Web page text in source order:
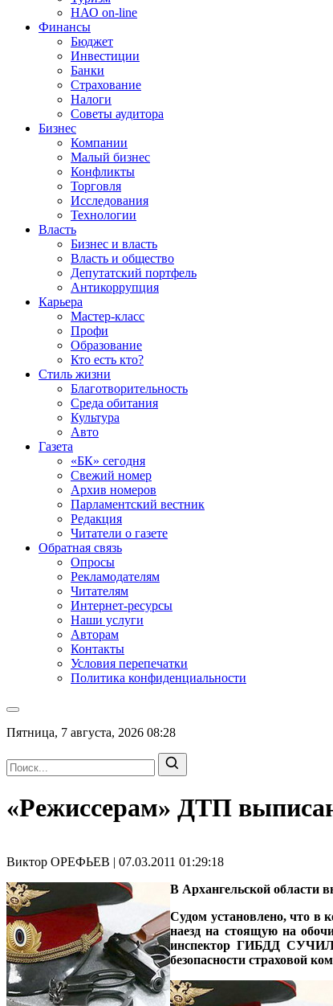
НАО on-line
Финансы
Бюджет
Инвестиции
Банки
Страхование
Налоги
Советы аудитора
Бизнес
Компании
Малый бизнес
Конфликты
Торговля
Исследования
Технологии
Власть
Бизнес и власть
Власть и общество
Депутатский портфель
Антикоррупция
Карьера
Мастер-класс
Профи
Образование
Кто есть кто?
Стиль жизни
Благотворительность
Среда обитания
Культура
Авто
Газета
«БК» сегодня
Свежий номер
Архив номеров
Парламентский вестник
Редакция
Читатели о газете
Обратная связь
Опросы
Рекламодателям
Читателям
Интернет-ресурсы
Наши услуги
Авторам
Контакты
Условия перепечатки
Политика конфиденциальности
Пятница, 7 августа, 2026 08:28
«Режиссерам» ДТП
Виктор ОРЕФЬЕВ | 07.03.2011 01:29:18
В Архангельской области
Судом установлено, что в
наезд на стоящую на
инспектор ГИБДД
безопасности страховой